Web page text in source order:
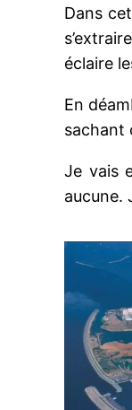
Dans
éclaire
En
sachant
Je vais
aucune.